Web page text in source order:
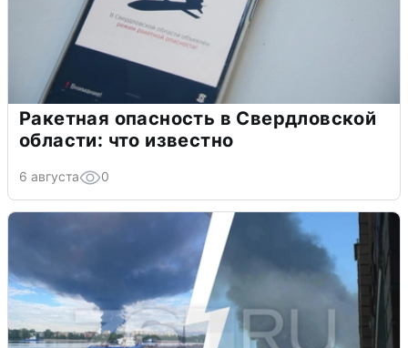
Ракетная опасность в Свердловской
области: что известно
6 августа 0